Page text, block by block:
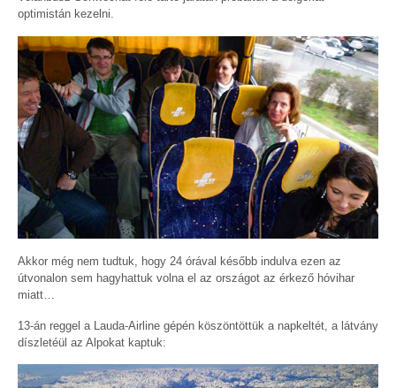
optimistán kezelni.
Akkor még nem tudtuk, hogy 24 órával később indulva ezen az
útvonalon sem hagyhattuk volna el az országot az érkező hóvihar
miatt…
13-án reggel a Lauda-Airline gépén köszöntöttük a napkeltét, a látvány
díszletéül az Alpokat kaptuk: